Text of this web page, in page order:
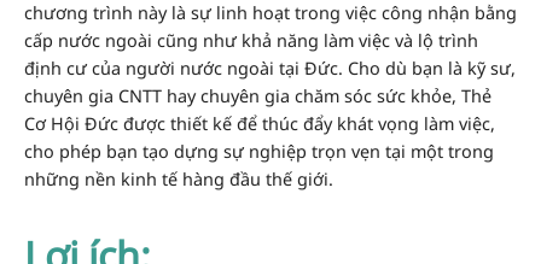
chương trình này là sự linh hoạt trong việc công nhận bằng
cấp nước ngoài cũng như khả năng làm việc và lộ trình
định cư của người nước ngoài tại Đức. Cho dù bạn là kỹ sư,
chuyên gia CNTT hay chuyên gia chăm sóc sức khỏe, Thẻ
Cơ Hội Đức được thiết kế để thúc đẩy khát vọng làm việc,
cho phép bạn tạo dựng sự nghiệp trọn vẹn tại một trong
những nền kinh tế hàng đầu thế giới.